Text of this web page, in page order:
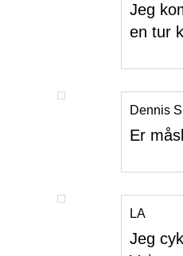
Jeg
en tur
Dennis S
Er
LA
Jeg